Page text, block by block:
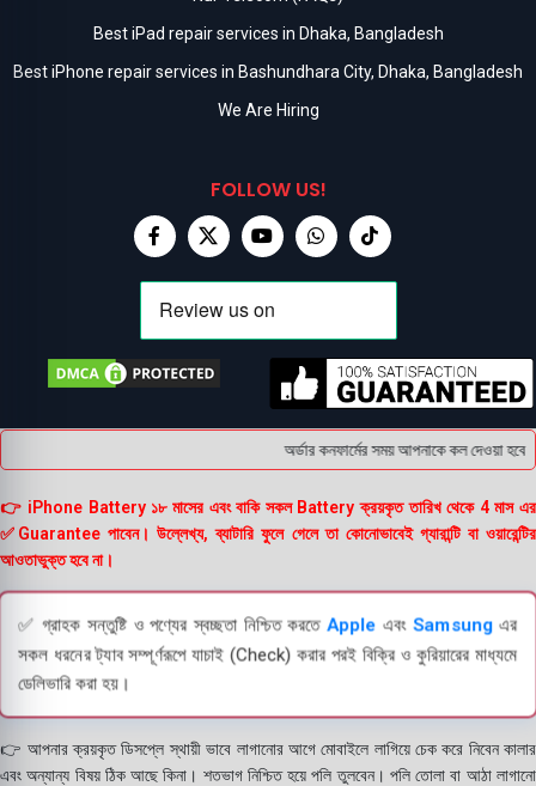
Best iPad repair services in Dhaka, Bangladesh
Best iPhone repair services in Bashundhara City, Dhaka, Bangladesh
We Are Hiring
FOLLOW US!
অর্ডার কনফার্মের সময় আপনাকে কল দেওয়া
👉 iPhone Battery ১৮ মাসের এবং বাকি সকল Battery ক্রয়কৃত তারিখ থেকে 4 মাস এর
✅Guarantee পাবেন। উল্লেখ্য, ব্যাটারি ফুলে গেলে তা কোনোভাবেই গ্যারান্টি বা ওয়ারেন্টির
আওতাভুক্ত হবে না।
✅ গ্রাহক সন্তুষ্টি ও পণ্যের স্বচ্ছতা নিশ্চিত করতেApple এবংSamsung এর
সকল ধরনের ট্যাব সম্পূর্ণরূপে যাচাই (Check) করার পরই বিক্রি ও কুরিয়ারের মাধ্যমে
ডেলিভারি করা হয়।
👉 আপনার ক্রয়কৃত ডিসপ্লে স্থায়ী ভাবে লাগানোর আগে মোবাইলে লাগিয়ে চেক করে নিবেন কালার
এবং অন্যান্য বিষয় ঠিক আছে কিনা। শতভাগ নিশ্চিত হয়ে পলি তুলবেন। পলি তোলা বা আঠা লাগানো